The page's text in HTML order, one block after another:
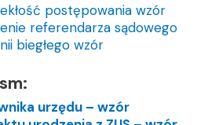
postępowania wzór
referendarza sądowego
biegłego wzór
urzędu – wzór